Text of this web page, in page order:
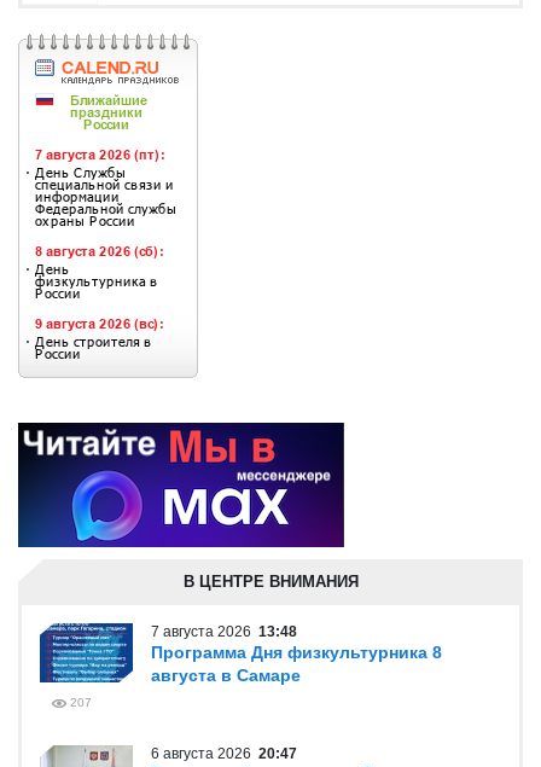
В ЦЕНТРЕ ВНИМАНИЯ
7 августа 2026 13:48
Программа Дня физкультурника 8
августа в Самаре
207
6 августа 2026 20:47